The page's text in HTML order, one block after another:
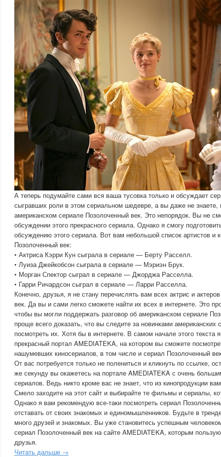
А теперь подумайте сами вся ваша тусовка только и обсуждает
сыгравших роли в этом сериальном шедевре, а вы даже не знаете,
американском сериале Позолоченный век. Это непорядок. Вы не
обсуждении этого прекрасного сериала. Однако я смогу
обсуждению этого сериала. Вот вам небольшой список артистов и
Позолоченный век:
• Актриса Кэрри Кун сыграла в сериале — Берту Расселл.
• Луиза Джейкобсон сыграла в сериале — Мэриэн Брук.
• Морган Спектор сыграл в сериале — Джорджа Расселла.
• Гарри Ричардсон сыграл в сериале — Ларри Расселла.
Конечно, друзья, я не стану перечислять вам всех актрис и
век. Да вы и сами легко сможете найти их всех в интернете. Это
чтобы вы могли поддержать разговор об американском сериале
проще всего доказать, что вы следите за новинками американских
посмотреть их. Хотя бы в интернете. В самом начале этого текста
прекрасный портал AMEDIATEKA, на котором вы сможете
нашумевших киносериалов, в том числе и сериал Позолоченный
От вас потребуется только не полениться и кликнуть по ссылке,
же секунду вы окажетесь на портале AMEDIATEKA с очень
сериалов. Ведь никто кроме вас не знает, что из кинопродукции
Смело заходите на этот сайт и выбирайте те фильмы и сериалы,
Однако я вам рекомендую все-таки посмотреть сериал
отставать от своих знакомых и единомышленников. Будьте в
много друзей и знакомых. Вы уже становитесь успешным
сериал Позолоченный век на сайте AMEDIATEKA, которым
друзья.
Читать дальше →